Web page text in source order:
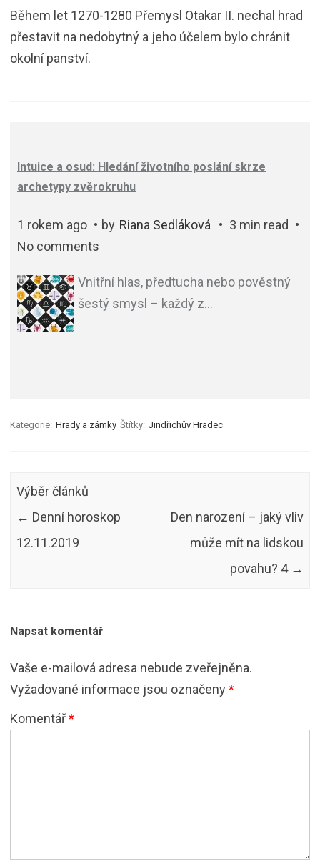
Během let 1270-1280 Přemysl Otakar II. nechal hrad
přestavit na nedobytný a jeho účelem bylo chránit
okolní panství.
Intuice a osud: Hledání životního poslání skrze
archetypy zvěrokruhu
1 rokem ago by Riana Sedláková
3 min read
No comments
Vnitřní hlas, předtucha nebo pověstný
šestý smysl – každý z…
Kategorie: Hrady a zámky Štítky: Jindřichův Hradec
Výběr článků
← Denní horoskop
12.11.2019
Den narození – jaký vliv
může mít na lidskou
povahu? 4 →
Napsat komentář
Vaše e-mailová adresa nebude zveřejněna.
Vyžadované informace jsou označeny*
Komentář*